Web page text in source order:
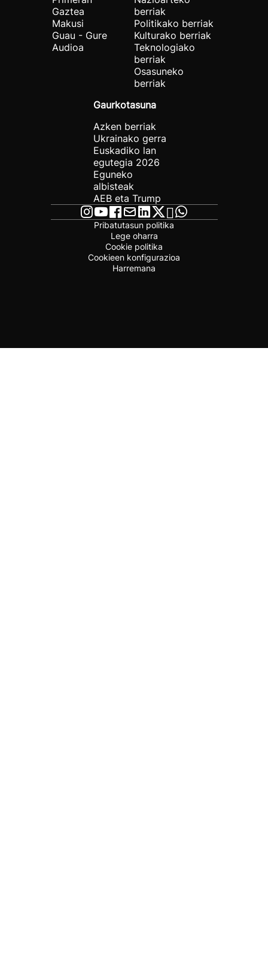
Gaztea
Makusi
Guau - Gure
Audioa
berriak
Politikako berriak
Kulturako berriak
Teknologiako
berriak
Osasuneko
berriak
Gaurkotasuna
Azken berriak
Ukrainako gerra
Euskadiko lan
egutegia 2026
Eguneko
albisteak
AEB eta Trump
Pribatutasun politika
Lege oharra
Cookie politika
Cookieen konfigurazioa
Harremana